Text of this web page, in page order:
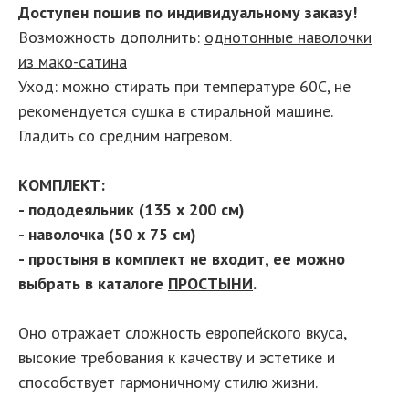
Доступен пошив по индивидуальному заказу!
Возможность дополнить: однотонные наволочки
из мако-сатина
Уход: можно стирать при температуре 60С, не
рекомендуется сушка в стиральной машине.
Гладить со средним нагревом.
КОМПЛЕКТ:
- пододеяльник (135 х 200 см)
- наволочка (50 х 75 см)
- простыня в комплект не входит, ее можно
выбрать в каталоге ПРОСТЫНИ.
Оно отражает сложность европейского вкуса,
высокие требования к качеству и эстетике и
способствует гармоничному стилю жизни.